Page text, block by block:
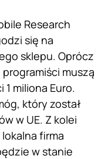
Research
się na
sklepu. Oprócz
muszą
miliona Euro.
który został
w UE. Z kolei
firma
w stanie